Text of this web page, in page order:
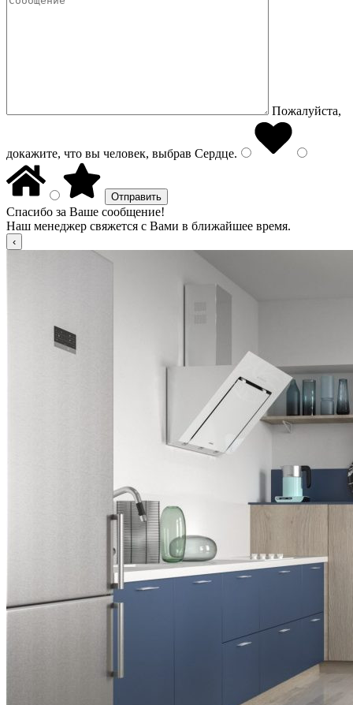
Пожалуйста,
докажите, что вы человек, выбрав Сердце.
Спасибо за Ваше сообщение!
Наш менеджер свяжется с Вами в ближайшее время.